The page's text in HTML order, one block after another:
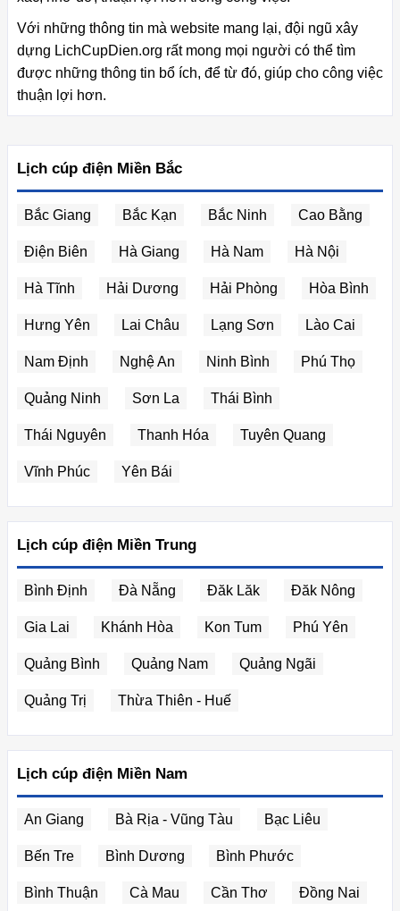
Với những thông tin mà website mang lại, đội ngũ xây
dựng LichCupDien.org rất mong mọi người có thể tìm
được những thông tin bổ ích, để từ đó, giúp cho công việc
thuận lợi hơn.
Lịch cúp điện Miền Bắc
Bắc Giang Bắc Kạn Bắc Ninh Cao Bằng
Điện Biên Hà Giang Hà Nam Hà Nội
Hà Tĩnh Hải Dương Hải Phòng Hòa Bình
Hưng Yên Lai Châu Lạng Sơn Lào Cai
Nam Định Nghệ An Ninh Bình Phú Thọ
Quảng Ninh Sơn La Thái Bình
Thái Nguyên Thanh Hóa Tuyên Quang
Vĩnh Phúc Yên Bái
Lịch cúp điện Miền Trung
Bình Định Đà Nẵng Đăk Lăk Đăk Nông
Gia Lai Khánh Hòa Kon Tum Phú Yên
Quảng Bình Quảng Nam Quảng Ngãi
Quảng Trị Thừa Thiên - Huế
Lịch cúp điện Miền Nam
An Giang Bà Rịa - Vũng Tàu Bạc Liêu
Bến Tre Bình Dương Bình Phước
Bình Thuận Cà Mau Cần Thơ Đồng Nai